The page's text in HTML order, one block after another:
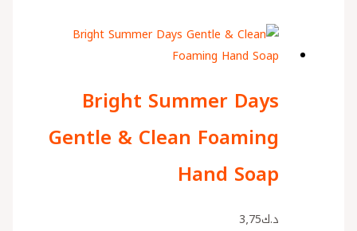
Bright Summer Days
Gentle & Clean Foaming
Hand Soap
د.ك3٫75